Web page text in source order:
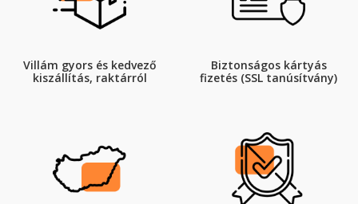
Villám gyors és kedvező
kiszállítás, raktárról
Biztonságos kártyás
fizetés (SSL tanúsítvány)